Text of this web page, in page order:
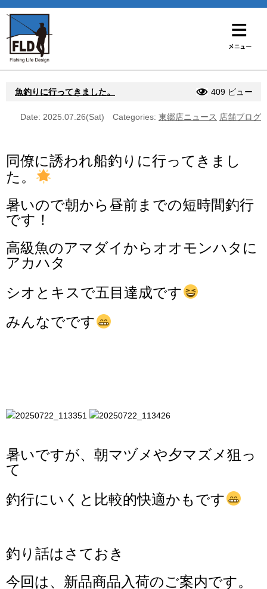
魚釣りに行ってきました。 409 ビュー
Date: 2025.07.26(Sat) Categories: 東郷店ニュース 店舗ブログ
同僚に誘われ船釣りに行ってきまし
た。
暑いので朝から昼前までの短時間釣行
です！
高級魚のアマダイからオオモンハタに
アカハタ
シオとキスで五目達成です
みんなでです
暑いですが、朝マヅメや夕マズメ狙っ
て
釣行にいくと比較的快適かもです
釣り話はさておき
今回は、新品商品入荷のご案内です。